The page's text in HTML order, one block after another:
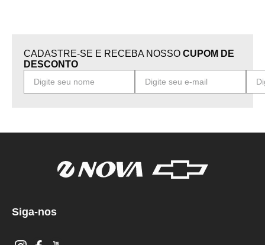
CADASTRE-SE E RECEBA NOSSO CUPOM DE
DESCONTO
Siga-nos